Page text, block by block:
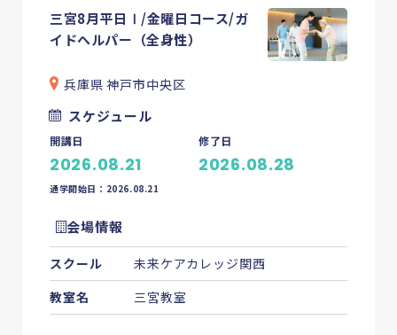
三宮8月平日Ⅰ/金曜日コース/ガ
イドヘルパー（全身性）
兵庫県 神戸市中央区
スケジュール
開講日
2026.08.21
修了日
2026.08.28
通学開始日：2026.08.21
会場情報
スクール
未来ケアカレッジ関西
教室名
三宮教室